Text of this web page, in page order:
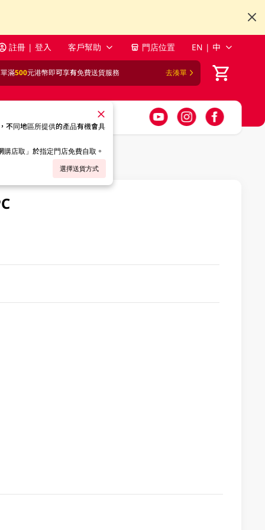
註冊 | 登入 客戶幫助 門店位置 EN | 中
滿500元港幣即可享有免費送貨服務 去湊單
不同地區所提供的產品有機會具
購店取」於指定門店免費自取。
選擇送貨方式